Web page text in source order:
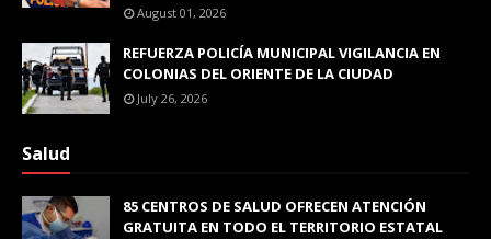
August 01, 2026
REFUERZA POLICÍA MUNICIPAL VIGILANCIA EN
COLONIAS DEL ORIENTE DE LA CIUDAD
July 26, 2026
Salud
85 CENTROS DE SALUD OFRECEN ATENCIÓN
GRATUITA EN TODO EL TERRITORIO ESTATAL